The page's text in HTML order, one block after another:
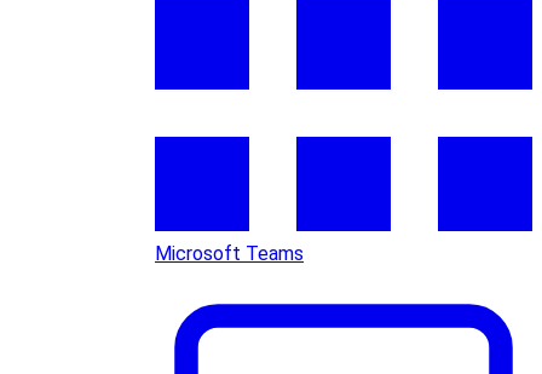
Microsoft Teams